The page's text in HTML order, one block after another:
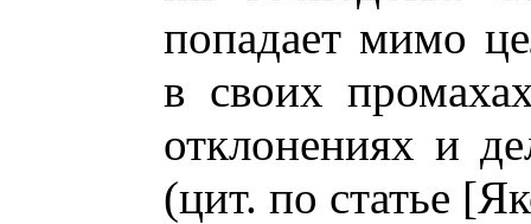
попадает мимо
в своих
отклонениях и
(цит. по статье